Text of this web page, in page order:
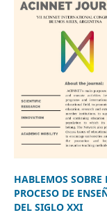
HABLEMOS SOBRE
PROCESO DE
DEL SIGLO XXI